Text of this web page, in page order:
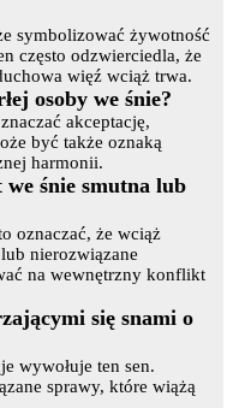
symbolizować żywotność
często odzwierciedla, że
więź wciąż trwa.
osoby we śnie?
akceptację,
być także oznaką
harmonii.
we śnie smutna lub
oznaczać, że wciąż
nierozwiązane
na wewnętrzny konflikt
się snami o
wywołuje ten sen.
sprawy, które wiążą